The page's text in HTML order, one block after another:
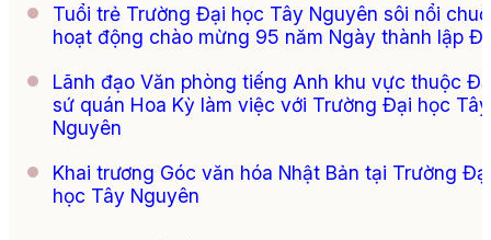
Tuổi trẻ Trường Đại học Tây Nguyên sôi nổi
hoạt động chào mừng 95 năm Ngày thành lập
Lãnh đạo Văn phòng tiếng Anh khu vực thuộc
sứ quán Hoa Kỳ làm việc với Trường Đại học Tây
Nguyên
Khai trương Góc văn hóa Nhật Bản tại Trường Đại
học Tây Nguyên